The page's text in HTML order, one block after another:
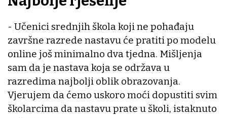
- Učenici srednjih škola koji ne pohađaju
završne razrede nastavu će pratiti po modelu
online još minimalno dva tjedna. Mišljenja
sam da je nastava koja se održava u
razredima najbolji oblik obrazovanja.
Vjerujem da ćemo uskoro moći dopustiti svim
školarcima da nastavu prate u školi, istaknuto